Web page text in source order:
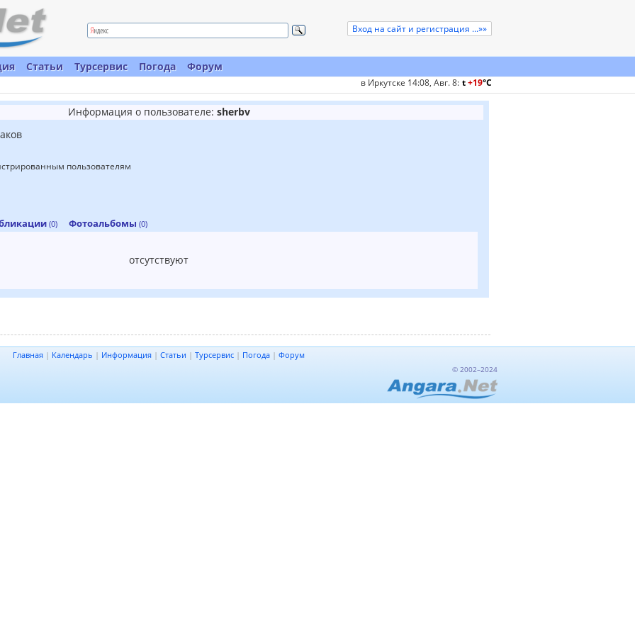
Вход на сайт и регистрация ...»»
Статьи Турсервис Погода Форум
в Иркутске 14:08, Авг. 8: t+19°C
Информация о пользователе: sherbv
пользователям
(0) Фотоальбомы (0)
отсутствуют
Главная | Календарь | Информация | Статьи | Турсервис | Погода | Форум
© 2002–2024